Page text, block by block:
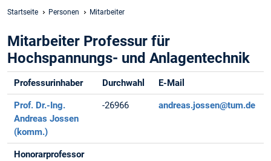
Startseite Personen Mitarbeiter
Mitarbeiter Professur für
Hochspannungs- und Anlagentechnik
Professurinhaber Durchwahl E-Mail
Prof. Dr.-Ing.
Andreas Jossen
(komm.)
-26966 andreas.jossen@tum.de
Honorarprofessor